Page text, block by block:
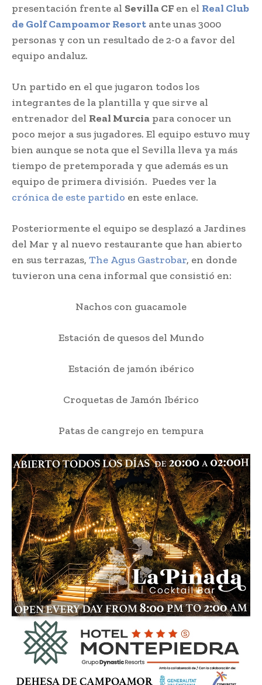
presentación frente al Sevilla CF en el Real Club
de Golf Campoamor Resort ante unas 3000
personas y con un resultado de 2-0 a favor del
equipo andaluz.
Un partido en el que jugaron todos los
integrantes de la plantilla y que sirve al
entrenador del Real Murcia para conocer un
poco mejor a sus jugadores. El equipo estuvo muy
bien aunque se nota que el Sevilla lleva ya más
tiempo de pretemporada y que además es un
equipo de primera división. Puedes ver la
crónica de este partido en este enlace.
Posteriormente el equipo se desplazó a Jardines
del Mar y al nuevo restaurante que han abierto
en sus terrazas, The Agus Gastrobar, en donde
tuvieron una cena informal que consistió en:
Nachos con guacamole
Estación de quesos del Mundo
Estación de jamón ibérico
Croquetas de Jamón Ibérico
Patas de cangrejo en tempura